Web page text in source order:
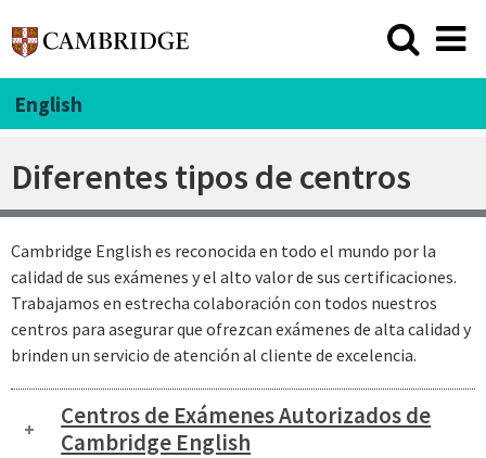
English
Diferentes tipos de centros
Cambridge English es reconocida en todo el mundo por la
calidad de sus exámenes y el alto valor de sus certificaciones.
Trabajamos en estrecha colaboración con todos nuestros
centros para asegurar que ofrezcan exámenes de alta calidad y
brinden un servicio de atención al cliente de excelencia.
Centros de Exámenes Autorizados de
Cambridge English